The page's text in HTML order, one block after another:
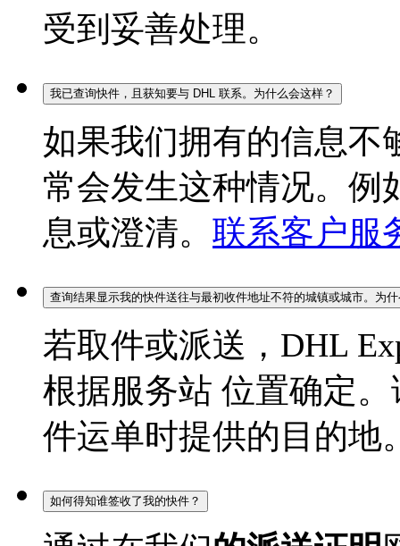
受到妥善处理。
我已查询快件，且获知要与 DHL 联系。为什么会这样？
如果我们拥有的信息不
常会发生这种情况。例
息或澄清。 联系客户服
查询结果显示我的快件送往与最初收件地址不符的城镇或城市。为
若取件或派送，DHL
根据服务站 位置确定
件运单时提供的目的地
如何得知谁签收了我的快件？